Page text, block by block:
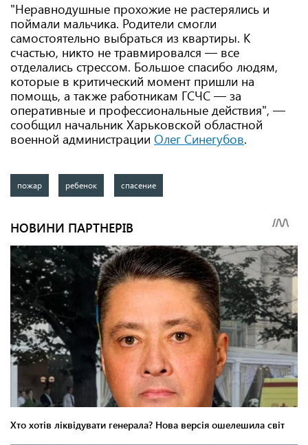
"Неравнодушные прохожие не растерялись и
поймали мальчика. Родители смогли
самостоятельно выбраться из квартиры. К
счастью, никто не травмировался — все
отделались стрессом. Большое спасибо людям,
которые в критический момент пришли на
помощь, а также работникам ГСЧС — за
оперативные и профессиональные действия", —
сообщил начальник Харьковской областной
военной администрации Олег Синегубов.
пожар ребенок спасение